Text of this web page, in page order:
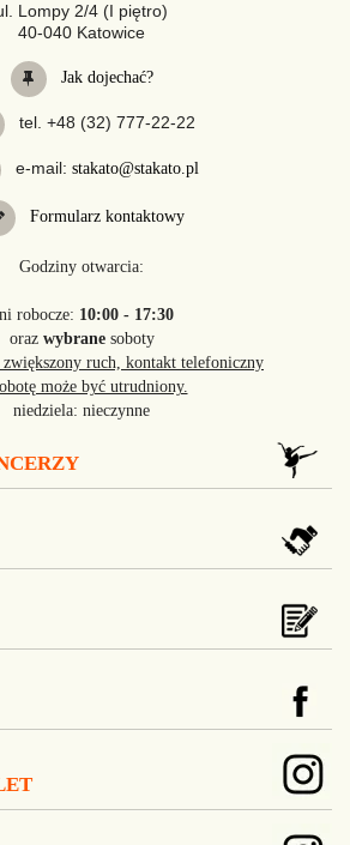
Lompy 2/4 (I piętro)
40-040 Katowice
Jak dojechać?
tel. +48 (32) 777-22-22
e-mail: stakato@stakato.pl
Formularz kontaktowy
Godziny otwarcia:
robocze: 10:00 - 17:30
oraz wybranesoboty
ruch, kontakt telefoniczny
może być utrudniony.
niedziela: nieczynne